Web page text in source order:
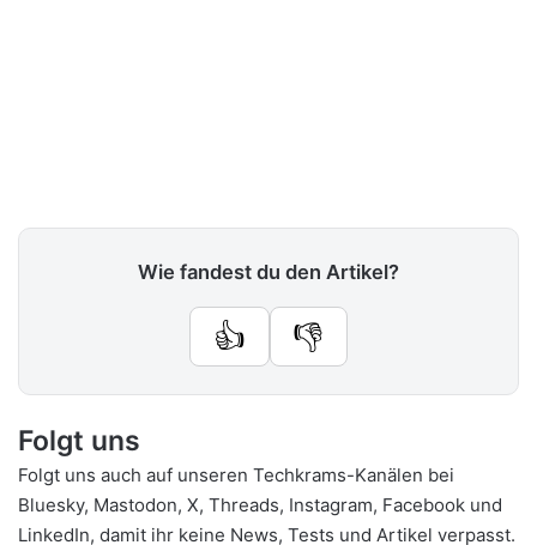
Wie fandest du den Artikel?
👍 👎
Folgt uns
Folgt uns auch auf unseren Techkrams-Kanälen bei
Bluesky, Mastodon, X, Threads, Instagram, Facebook und
LinkedIn, damit ihr keine News, Tests und Artikel verpasst.